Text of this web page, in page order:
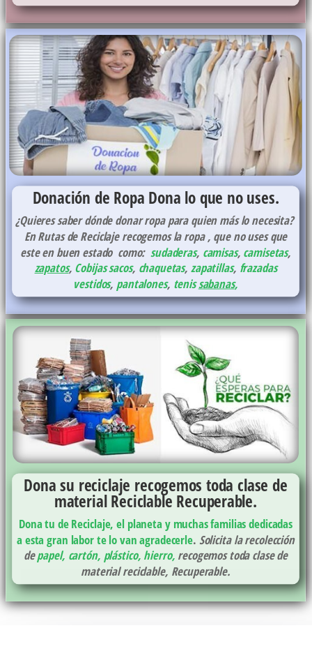
Donación de Ropa Dona lo que no uses.
¿Quieres saber dónde donar ropa para quien más lo necesita?
En Rutas de Reciclaje recogemos la ropa , que no uses que
este en buen estado como: sudaderas, camisas, camisetas,
zapatos, Cobijassacos, chaquetas, zapatillas, frazadas
vestidos, pantalones, tenissabanas,
Dona su reciclaje recogemos toda clase de
material Reciclable Recuperable.
Dona tu de Reciclaje, el planeta y muchas familias dedicadas
a esta gran labor te lo van agradecerle. Solicita la recolección
depapel, cartón, plástico, hierro, recogemos toda clase de
material reciclable, Recuperable.